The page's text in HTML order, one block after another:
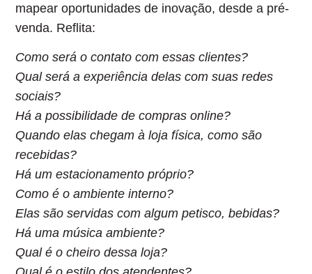
mapear oportunidades de inovação, desde a pré-
venda. Reflita:
Como será o contato com essas clientes?
Qual será a experiência delas com suas redes
sociais?
Há a possibilidade de compras online?
Quando elas chegam à loja física, como são
recebidas?
Há um estacionamento próprio?
Como é o ambiente interno?
Elas são servidas com algum petisco, bebidas?
Há uma música ambiente?
Qual é o cheiro dessa loja?